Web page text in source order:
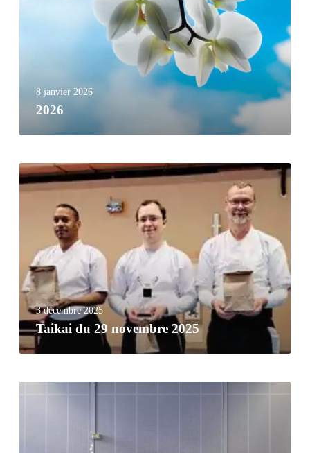
8 janvier 2026
2026
3 décembre 2025
Taikai du 29 novembre 2025